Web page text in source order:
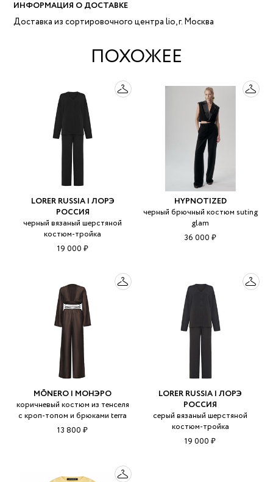
ИНФОРМАЦИЯ О ДОСТАВКЕ
Доставка из сортировочного центра lio, г. Москва
ПОХОЖЕЕ
LORER RUSSIA | ЛОРЭ
РОССИЯ
черный вязаный шерстяной
костюм-тройка
19 000 ₽
HYPNOTIZED
черный брючный костюм suting
glam
36 000 ₽
MŌNERO | МОНЭРО
коричневый костюм из тенселя
с кроп-топом и брюками terra
13 800 ₽
LORER RUSSIA | ЛОРЭ
РОССИЯ
серый вязаный шерстяной
костюм-тройка
19 000 ₽